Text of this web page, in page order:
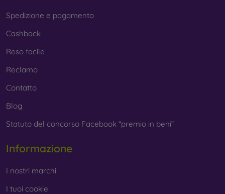
Spedizione e pagamento
Cashback
Reso facile
Reclamo
Contatto
Blog
Statuto del concorso Facebook “premio in beni”
Informazione
I nostri marchi
I tuoi cookie